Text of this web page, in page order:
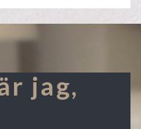
jag,